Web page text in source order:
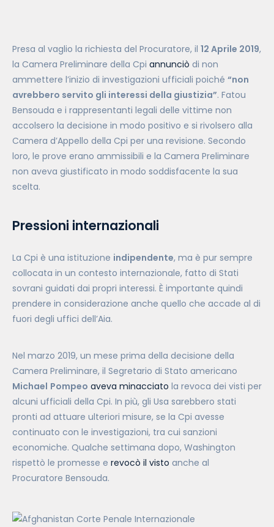
Presa al vaglio la richiesta del Procuratore, il 12 Aprile 2019,
la Camera Preliminare della Cpi annunciò di non
ammettere l’inizio di investigazioni ufficiali poiché “non
avrebbero servito gli interessi della giustizia”. Fatou
Bensouda e i rappresentanti legali delle vittime non
accolsero la decisione in modo positivo e si rivolsero alla
Camera d’Appello della Cpi per una revisione. Secondo
loro, le prove erano ammissibili e la Camera Preliminare
non aveva giustificato in modo soddisfacente la sua
scelta.
Pressioni internazionali
La Cpi è una istituzione indipendente, ma è pur sempre
collocata in un contesto internazionale, fatto di Stati
sovrani guidati dai propri interessi. È importante quindi
prendere in considerazione anche quello che accade al di
fuori degli uffici dell’Aia.
Nel marzo 2019, un mese prima della decisione della
Camera Preliminare, il Segretario di Stato americano
Michael Pompeo aveva minacciato la revoca dei visti per
alcuni ufficiali della Cpi. In più, gli Usa sarebbero stati
pronti ad attuare ulteriori misure, se la Cpi avesse
continuato con le investigazioni, tra cui sanzioni
economiche. Qualche settimana dopo, Washington
rispettò le promesse e revocò il visto anche al
Procuratore Bensouda.